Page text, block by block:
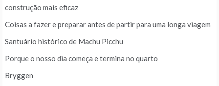
construção mais eficaz
Coisas a fazer e preparar antes de partir para uma longa viagem
Santuário histórico de Machu Picchu
Porque o nosso dia começa e termina no quarto
Bryggen